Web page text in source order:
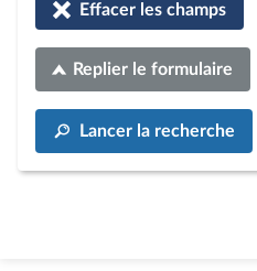
Effacer les champs
Replier le formulaire
Lancer la recherche